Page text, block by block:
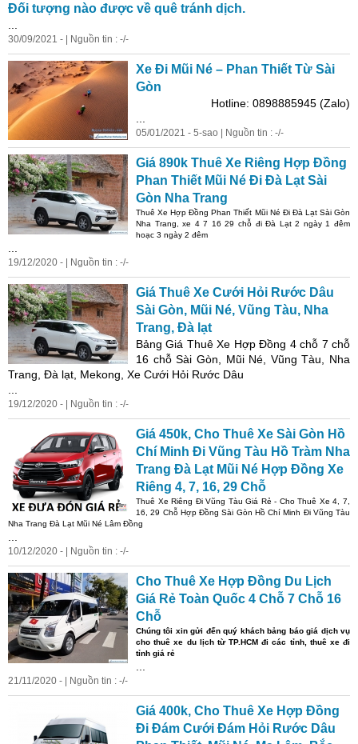
Đối tượng nào được về quê tránh dịch.
30/09/2021 - | Nguồn tin : -/-
Xe Đi Mũi Né – Phan Thiết Từ Sài
Gòn
Hotline: 0898885945 (Zalo)
05/01/2021 - 5-sao | Nguồn tin : -/-
Giá 890k Thuê Xe Riêng Hợp Đồng
Phan Thiết Mũi Né Đi Đà Lạt Sài
Gòn Nha Trang
Thuê Xe Hợp Đồng Phan Thiết Mũi Né Đi Đà Lạt Sài Gòn
Nha Trang, xe 4 7 16 29 chỗ đi Đà Lạt 2 ngày 1 đêm
hoạc 3 ngày 2 đêm
19/12/2020 - | Nguồn tin : -/-
Giá Thuê Xe Cưới Hỏi Rước Dâu
Sài Gòn, Mũi Né, Vũng Tàu, Nha
Trang, Đà lạt
Bảng Giá Thuê Xe Hợp Đồng 4 chỗ 7 chỗ
16 chỗ Sài Gòn, Mũi Né, Vũng Tàu, Nha
Trang, Đà lạt, Mekong, Xe Cưới Hỏi Rước Dâu
19/12/2020 - | Nguồn tin : -/-
Giá 450k, Cho Thuê Xe Sài Gòn Hồ
Chí Minh Đi Vũng Tàu Hồ Tràm Nha
Trang Đà Lạt Mũi Né Hợp Đồng Xe
Riêng 4, 7, 16, 29 Chỗ
Thuê Xe Riêng Đi Vũng Tàu Giá Rẻ - Cho Thuê Xe 4, 7,
16, 29 Chỗ Hợp Đồng Sài Gòn Hồ Chí Minh Đi Vũng Tàu
Nha Trang Đà Lạt Mũi Né Lâm Đồng
10/12/2020 - | Nguồn tin : -/-
Cho Thuê Xe Hợp Đồng Du Lịch
Giá Rẻ Toàn Quốc 4 Chỗ 7 Chỗ 16
Chỗ
Chúng tôi xin gửi đến quý khách bảng báo giá dịch vụ
cho thuê xe du lịch từ TP.HCM đi các tỉnh, thuê xe đi
tỉnh giá rẻ
21/11/2020 - | Nguồn tin : -/-
Giá 400k, Cho Thuê Xe Hợp Đồng
Đi Đám Cưới Đám Hỏi Rước Dâu